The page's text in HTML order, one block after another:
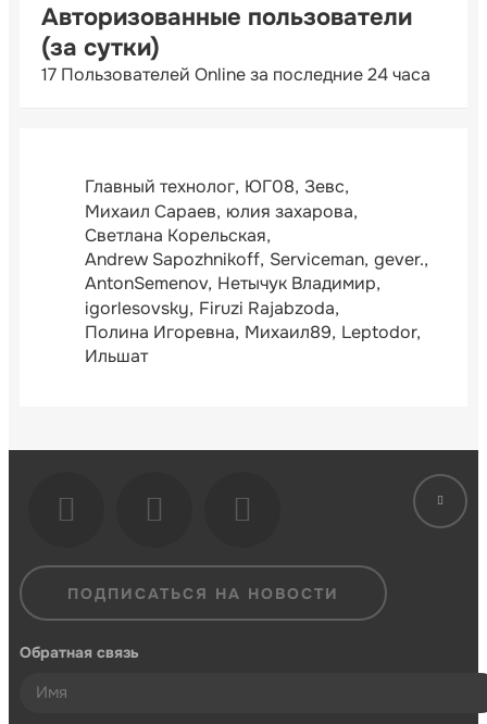
Авторизованные пользователи
(за сутки)
17 Пользователей Online за последние 24 часа
Главный технолог ЮГ08 Зевс
Михаил Сараев юлия захарова
Светлана Корельская
Andrew Sapozhnikoff Serviceman gever.
AntonSemenov Нетычук Владимир
igorlesovsky Firuzi Rajabzoda
Полина Игоревна Михаил89 Leptodor
Ильшат
ПОДПИСАТЬСЯ НА НОВОСТИ
Обратная связь